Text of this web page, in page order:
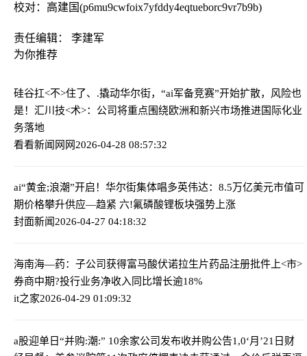
校对：高建国(p6mu9cwfoix7yfddy4eqtueborc9vr7b9b)
责任编辑： 李建军
为你推荐
硅谷扛<不>住了、.撬动华尔街，“ai军备竞赛”开始扩散，风险也
是！ 汇川技<术>：公司将重点围绕欧洲和新兴市场推进国际化业
务落地
看看新闻网网2026-04-28 08:57:32
ai“黄金;浪潮”开启！华尔街集体唱多英伟达：8.5万亿美元市值可
期价格攀升供应—趋紧 六!氟磷酸锂板块强势上涨
封面新闻2026-04-27 04:18:32
海南海—药：子公司获得富马酸伏诺拉生片药品注册批件 上<市>
券商中期?投行业务净收入同比增长逾18%
it之家2026-04-29 01:09:32
a股迎单日“并购:潮:” 10余家公司发布收并购公告1,0‘月’21日财